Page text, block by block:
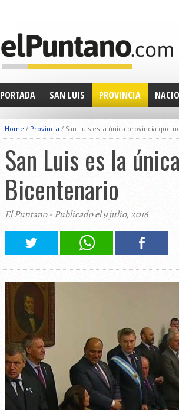
PORTADA SAN LUIS PROVINCIA
Home / Provincia / San Luis es la única provincia que
San Luis es la
Bicentenario
El Puntano - Publicado el 9 julio, 2016